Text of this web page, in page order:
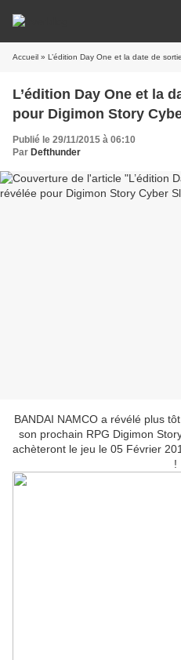
Accueil
L’édition Day One et la
Publié le 29/11/2015 à 06:10
Par Defthunder
BANDAI NAMCO a révélé plus
son prochain RPG Digimon
achèteront le jeu le 05 Février
!